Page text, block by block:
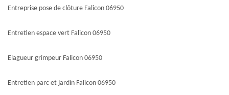
Entreprise pose de clôture Falicon 06950
Entretien espace vert Falicon 06950
Elagueur grimpeur Falicon 06950
Entretien parc et jardin Falicon 06950